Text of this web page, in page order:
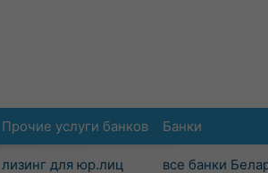
Прочие услуги банков
лизинг для юр.лиц
Банки
все банки